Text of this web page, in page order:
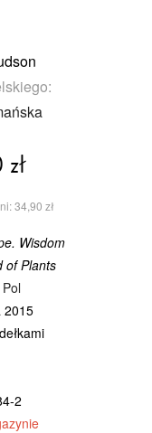
34,90 zł
Wisdom
of Plants
2015
2